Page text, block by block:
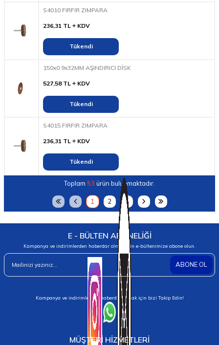
S4010 FIRFIR ZIMPARA
236,31 TL KDV
Tükendi
150x0.9x32MM AŞINDIRICI DİSK
527,58TL KDV
Tükendi
S4015 FIRFIR ZIMPARA
236,31 TL KDV
Tükendi
Toplam 53 ürün bulunmaktadır.
1 2 3
E - BÜLTEN ABONELİĞİ
Kampanya ve indirimlerden haberdar olmak için e-bültenimize abone olun.
ABONE OL
Kampanya ve indirimlerden haberdar olmak için bizi Takip Edin!
MÜŞTERİ HİZMETLERİ